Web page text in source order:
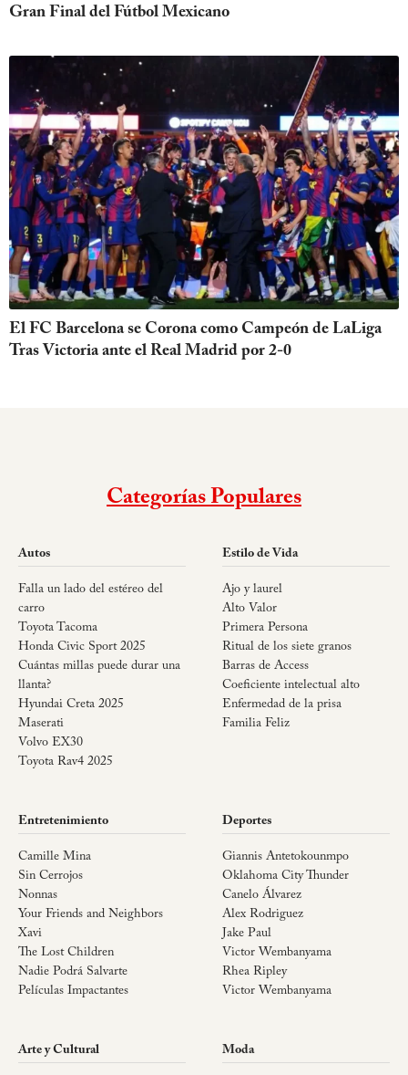
Gran Final del Fútbol Mexicano
El FC Barcelona se Corona como Campeón de LaLiga
Tras Victoria ante el Real Madrid por 2-0
Categorías Populares
Autos
Falla un lado del estéreo del
carro
Toyota Tacoma
Honda Civic Sport 2025
Cuántas millas puede durar una
llanta?
Hyundai Creta 2025
Maserati
Volvo EX30
Toyota Rav4 2025
Estilo de Vida
Ajo y laurel
Alto Valor
Primera Persona
Ritual de los siete granos
Barras de Access
Coeficiente intelectual alto
Enfermedad de la prisa
Familia Feliz
Entretenimiento
Camille Mina
Sin Cerrojos
Nonnas
Your Friends and Neighbors
Xavi
The Lost Children
Nadie Podrá Salvarte
Películas Impactantes
Deportes
Giannis Antetokounmpo
Oklahoma City Thunder
Canelo Álvarez
Alex Rodriguez
Jake Paul
Victor Wembanyama
Rhea Ripley
Victor Wembanyama
Arte y Cultural Moda